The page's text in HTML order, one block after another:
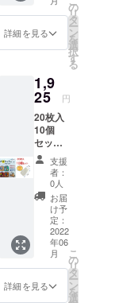
わせくださ
い。メール
アドレス：
た。販
売予定
価格
（税込
275円/
→15％
OFFの
1,169円
でお届
けしま
す。
（税
込、送
料込）※
生産状
況によ
り販売
予定価
格が変
更にな
る場合
があり
詳細を見る
の
リ
タ
ー
ン
を
選
択
す
る
1,9
25 円
20枚入
10個
セット
は販売
予定価
格（税
込275
円/個）
→30％
OFFの
1,925円
でお届
けいた
しま
す。
支援
者：
0人
お届
け予
定：
2022
年06
月
詳細を見る
こ
の
リ
タ
ー
ン
を
選